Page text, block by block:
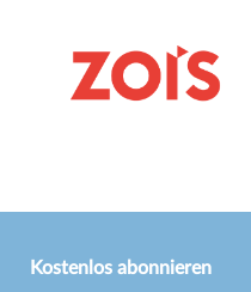
Kostenlos abonnieren